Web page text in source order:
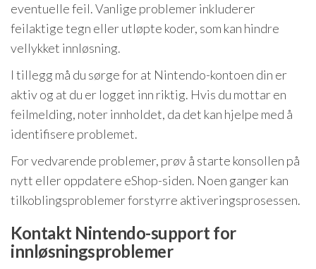
eventuelle feil. Vanlige problemer inkluderer
feilaktige tegn eller utløpte koder, som kan hindre
vellykket innløsning.
I tillegg må du sørge for at Nintendo-kontoen din er
aktiv og at du er logget inn riktig. Hvis du mottar en
feilmelding, noter innholdet, da det kan hjelpe med å
identifisere problemet.
For vedvarende problemer, prøv å starte konsollen på
nytt eller oppdatere eShop-siden. Noen ganger kan
tilkoblingsproblemer forstyrre aktiveringsprosessen.
Kontakt Nintendo-support for
innløsningsproblemer